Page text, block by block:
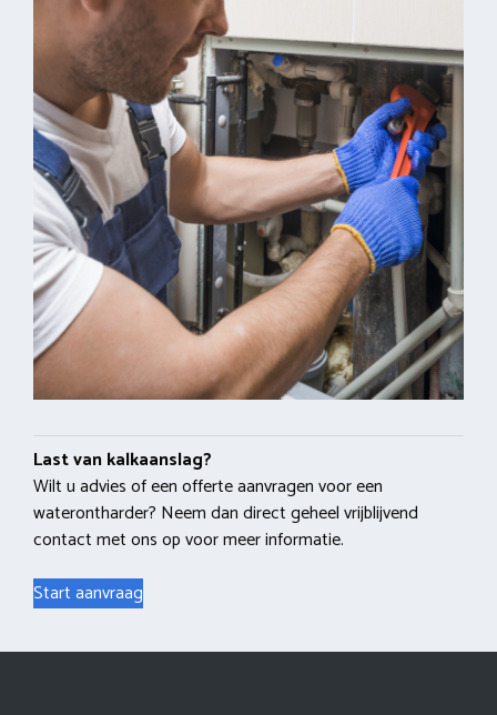
Last van kalkaanslag?
Wilt u advies of een offerte aanvragen voor een
waterontharder? Neem dan direct geheel vrijblijvend
contact met ons op voor meer informatie.
Start aanvraag